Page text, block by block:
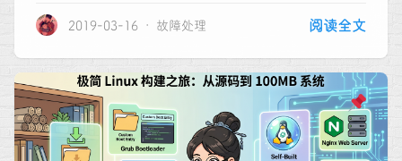
2019-03-16 故障处理 阅读全文